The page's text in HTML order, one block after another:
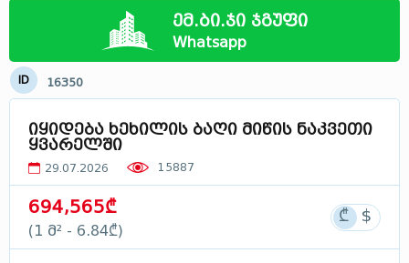
საქართველოში
ემ.ბი.ჯი ჯგუფი
Whatsapp
ID 16350
იყიდება ხეხილის ბაღი მიწის ნაკვეთი
ყვარელში
29.07.2026 15887
694,565₾
(1 მ² - 6.84₾)